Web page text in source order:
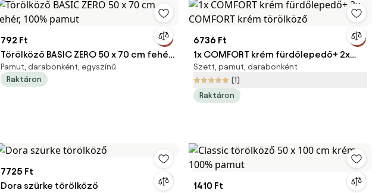
792 Ft
Törölköző BASIC ZERO 50 x 70 cm fehér,
100% pamut
Pamut, darabonként, egyszínű
Raktáron
6736 Ft
1x COMFORT krém fürdőlepedő+ 2x
COMFORT krém törölköző
Szett, pamut, darabonként
(1)
Raktáron
7725 Ft
Dora szürke törölköző
1410 Ft